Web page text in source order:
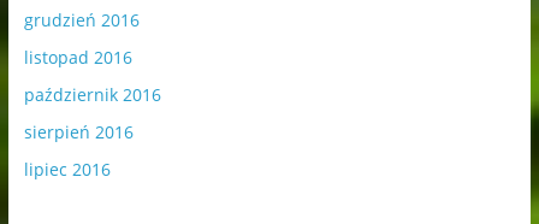
grudzień 2016
listopad 2016
październik 2016
sierpień 2016
lipiec 2016